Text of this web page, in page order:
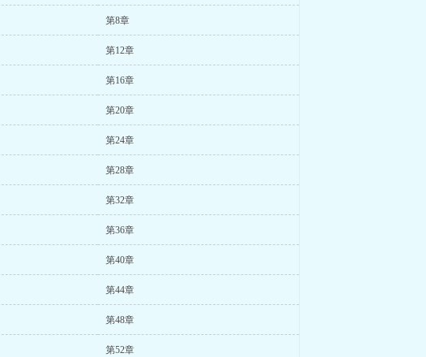
第8章
第12章
第16章
第20章
第24章
第28章
第32章
第36章
第40章
第44章
第48章
第52章